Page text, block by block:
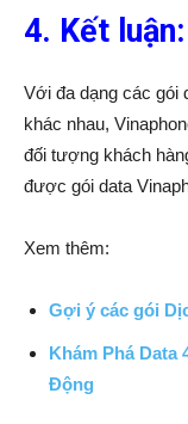
4. Kết luận:
Với đa dạng các gói
khác nhau,
đối tượng khách
được gói data
Xem thêm:
Gợi ý các gói
Khám Phá Data
Động